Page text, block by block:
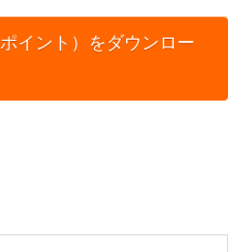
イント）をダウンロー